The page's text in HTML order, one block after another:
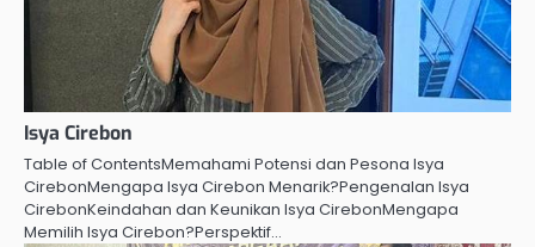
Isya Cirebon
Table of ContentsMemahami Potensi dan Pesona Isya
CirebonMengapa Isya Cirebon Menarik?Pengenalan Isya
CirebonKeindahan dan Keunikan Isya CirebonMengapa
Memilih Isya Cirebon?Perspektif…